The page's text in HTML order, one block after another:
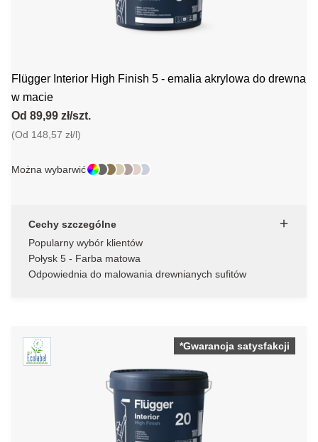
Flügger Interior High Finish 5 - emalia akrylowa do drewna
w macie
Od 89,99 zł/szt.
(Od 148,57 zł/l)
Można wybarwić
Cechy szczególne
Popularny wybór klientów
Połysk 5 - Farba matowa
Odpowiednia do malowania drewnianych sufitów
*Gwarancja satysfakcji